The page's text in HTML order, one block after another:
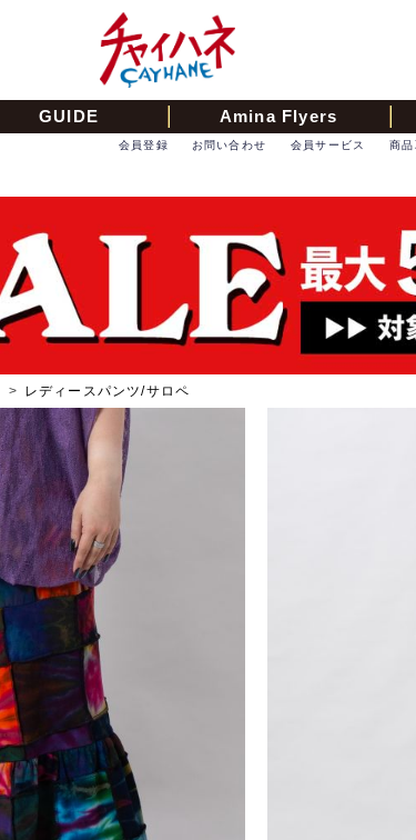
GUIDE Amina Flyers
商
会員サービス
お問い合わせ
会員登録
> レディースパンツ/サロペ